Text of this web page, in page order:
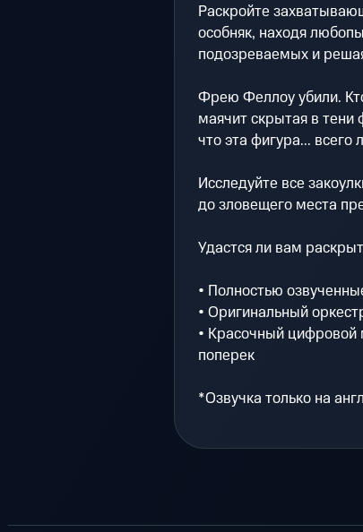
Раскройте
особняк, находя
подозреваемых и
Фрею Феллоу убили.
маячит скрытая в
что эта фигура... всего
Исследуйте все
до зловещего места
Удастся ли вам
• Полностью
• Оригинальный
• Красочный цифровой
поперек
*Озвучка только на